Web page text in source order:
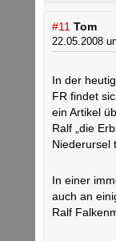
#11 Tom
22.05.2008
In der
FR findet
ein Artikel
Ralf „die
Niederursel
In einer
auch an
Ralf